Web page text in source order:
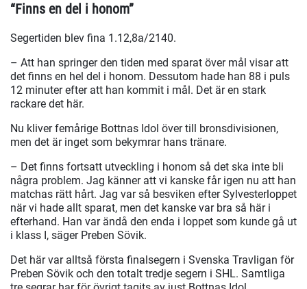
“Finns en del i honom”
Segertiden blev fina 1.12,8a/2140.
– Att han springer den tiden med sparat över mål visar att
det finns en hel del i honom. Dessutom hade han 88 i puls
12 minuter efter att han kommit i mål. Det är en stark
rackare det här.
Nu kliver femårige Bottnas Idol över till bronsdivisionen,
men det är inget som bekymrar hans tränare.
– Det finns fortsatt utveckling i honom så det ska inte bli
några problem. Jag känner att vi kanske får igen nu att han
matchas rätt hårt. Jag var så besviken efter Sylvesterloppet
när vi hade allt sparat, men det kanske var bra så här i
efterhand. Han var ändå den enda i loppet som kunde gå ut
i klass I, säger Preben Sövik.
Det här var alltså första finalsegern i Svenska Travligan för
Preben Sövik och den totalt tredje segern i SHL. Samtliga